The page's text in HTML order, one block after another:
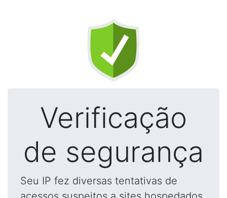
Verificação
de segurança
Seu IP fez diversas tentativas de